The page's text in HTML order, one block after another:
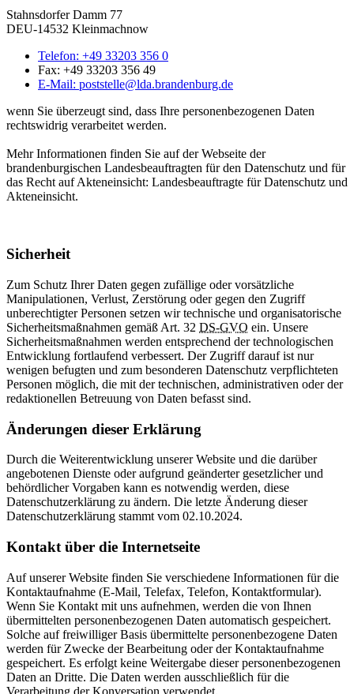
Stahnsdorfer Damm 77
DEU-14532 Kleinmachnow
Telefon: +49 33203 356 0
Fax: +49 33203 356 49
E-Mail: poststelle@lda.brandenburg.de
wenn Sie überzeugt sind, dass Ihre personenbezogenen Daten
rechtswidrig verarbeitet werden.
Mehr Informationen finden Sie auf der Webseite der
brandenburgischen Landesbeauftragten für den Datenschutz und für
das Recht auf Akteneinsicht: Landesbeauftragte für Datenschutz und
Akteneinsicht.
Sicherheit
Zum Schutz Ihrer Daten gegen zufällige oder vorsätzliche
Manipulationen, Verlust, Zerstörung oder gegen den Zugriff
unberechtigter Personen setzen wir technische und organisatorische
Sicherheitsmaßnahmen gemäß Art. 32 DS-GVO ein. Unsere
Sicherheitsmaßnahmen werden entsprechend der technologischen
Entwicklung fortlaufend verbessert. Der Zugriff darauf ist nur
wenigen befugten und zum besonderen Datenschutz verpflichteten
Personen möglich, die mit der technischen, administrativen oder der
redaktionellen Betreuung von Daten befasst sind.
Änderungen dieser Erklärung
Durch die Weiterentwicklung unserer Website und die darüber
angebotenen Dienste oder aufgrund geänderter gesetzlicher und
behördlicher Vorgaben kann es notwendig werden, diese
Datenschutzerklärung zu ändern. Die letzte Änderung dieser
Datenschutzerklärung stammt vom 02.10.2024.
Kontakt über die Internetseite
Auf unserer Website finden Sie verschiedene Informationen für die
Kontaktaufnahme (E-Mail, Telefax, Telefon, Kontaktformular).
Wenn Sie Kontakt mit uns aufnehmen, werden die von Ihnen
übermittelten personenbezogenen Daten automatisch gespeichert.
Solche auf freiwilliger Basis übermittelte personenbezogene Daten
werden für Zwecke der Bearbeitung oder der Kontaktaufnahme
gespeichert. Es erfolgt keine Weitergabe dieser personenbezogenen
Daten an Dritte. Die Daten werden ausschließlich für die
Verarbeitung der Konversation verwendet.